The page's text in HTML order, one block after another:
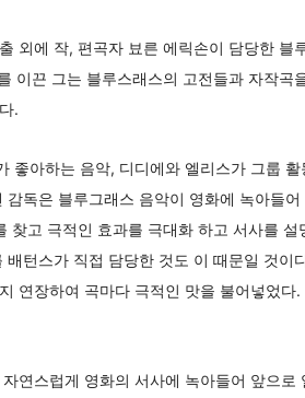
외에 작, 편곡자 뵤른 에릭손이 담당한 블
이끈 그는 블루스래스의 고전들과 자작곡
.
좋아하는 음악, 디디에와 엘리스가 그룹
독은 블루그래스 음악이 영화에 녹아들
찾고 극적인 효과를 극대화 하고 서사를
턴스가 직접 담당한 것도 이 때문일 것이
연장하여 곡마다 극적인 맛을 불어넣었다
연스럽게 영화의 서사에 녹아들어 앞으